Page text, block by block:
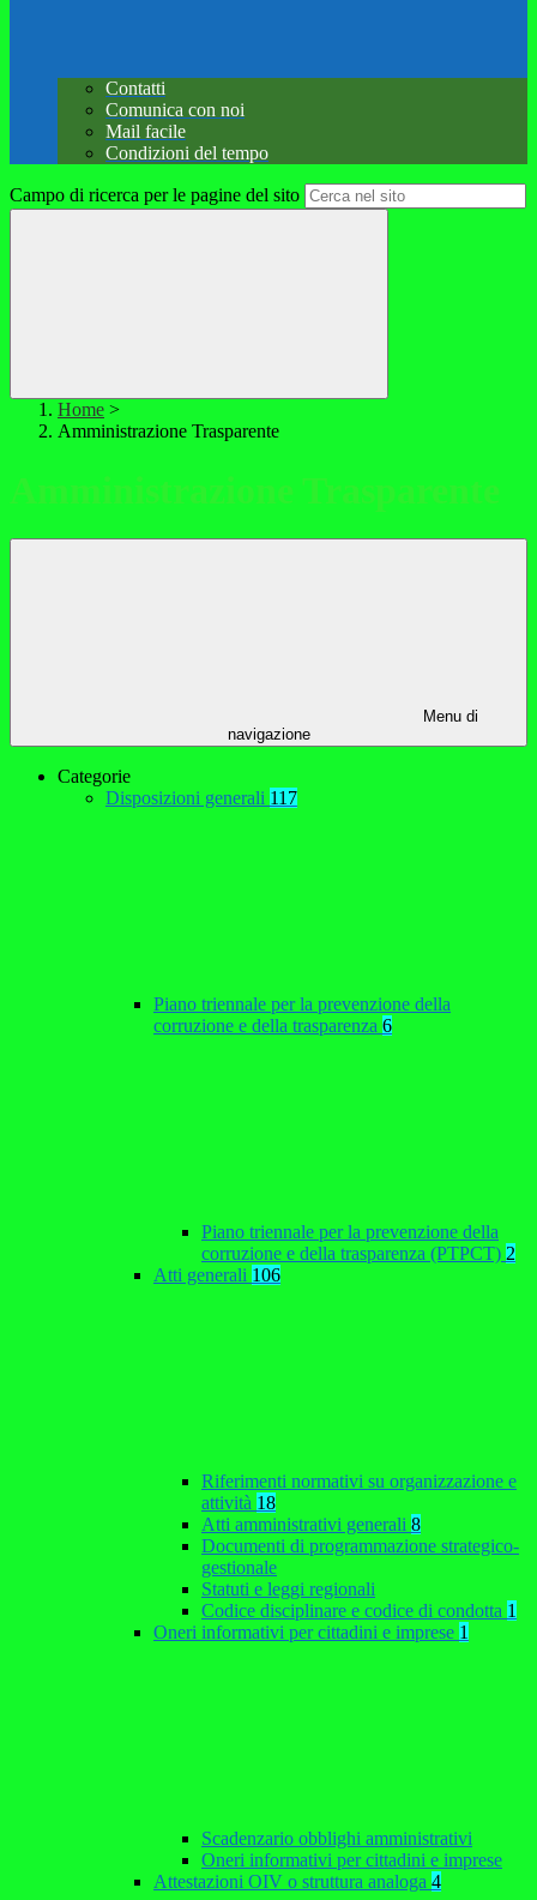
Contatti
Comunica con noi
Mail facile
Condizioni del tempo
Campo di ricerca per le pagine del sito
Home >
Amministrazione Trasparente
Amministrazione Trasparente
Menu di
navigazione
Categorie
Disposizioni generali 117
Piano triennale per la prevenzione della
corruzione e della trasparenza 6
Piano triennale per la prevenzione della
corruzione e della trasparenza (PTPCT) 2
Atti generali 106
Riferimenti normativi su organizzazione e
attività 18
Atti amministrativi generali 8
Documenti di programmazione strategico-
gestionale
Statuti e leggi regionali
Codice disciplinare e codice di condotta 1
Oneri informativi per cittadini e imprese 1
Scadenzario obblighi amministrativi
Oneri informativi per cittadini e imprese
Attestazioni OIV o struttura analoga 4